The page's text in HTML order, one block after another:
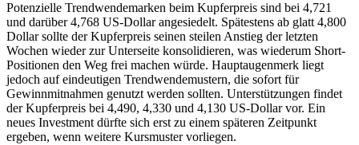
Potenzielle Trendwendemarken beim Kupferpreis sind bei 4,721
und darüber 4,768 US-Dollar angesiedelt. Spätestens ab glatt 4,800
Dollar sollte der Kupferpreis seinen steilen Anstieg der letzten
Wochen wieder zur Unterseite konsolidieren, was wiederum Short-
Positionen den Weg frei machen würde. Hauptaugenmerk liegt
jedoch auf eindeutigen Trendwendemustern, die sofort für
Gewinnmitnahmen genutzt werden sollten. Unterstützungen findet
der Kupferpreis bei 4,490, 4,330 und 4,130 US-Dollar vor. Ein
neues Investment dürfte sich erst zu einem späteren Zeitpunkt
ergeben, wenn weitere Kursmuster vorliegen.